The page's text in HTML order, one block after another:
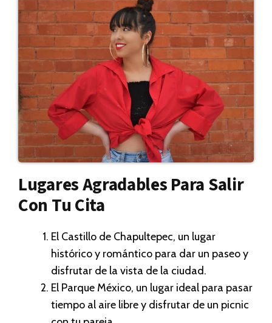
Lugares Agradables Para Salir
Con Tu Cita
El Castillo de Chapultepec, un lugar
histórico y romántico para dar un paseo y
disfrutar de la vista de la ciudad.
El Parque México, un lugar ideal para pasar
tiempo al aire libre y disfrutar de un picnic